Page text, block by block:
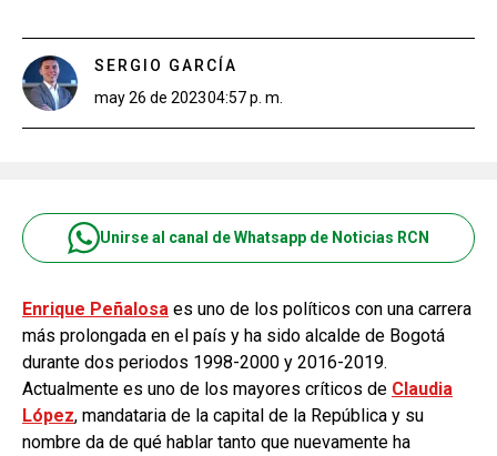
SERGIO GARCÍA
may 26 de 202304:57 p. m.
Unirse al canal de Whatsapp de Noticias RCN
Enrique Peñalosa es uno de los políticos con una carrera
más prolongada en el país y ha sido alcalde de Bogotá
durante dos periodos 1998-2000 y 2016-2019.
Actualmente es uno de los mayores críticos de Claudia
López, mandataria de la capital de la República y su
nombre da de qué hablar tanto que nuevamente ha